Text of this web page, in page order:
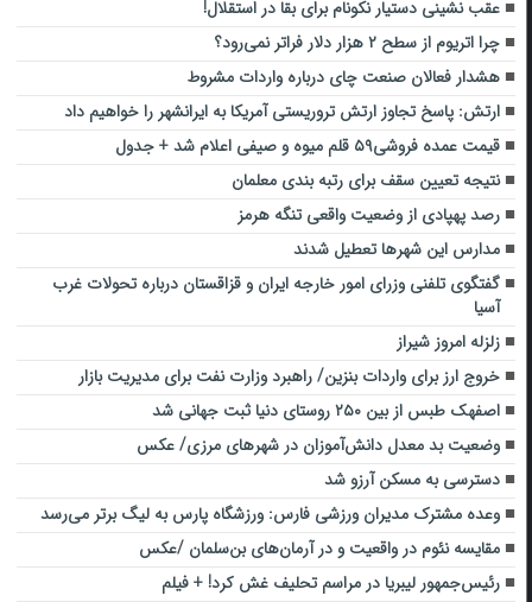
عقب نشینی دستیار نکونام برای بقا در استقلال!
چرا اتریوم از سطح ۲ هزار دلار فراتر نمی‌رود؟
هشدار فعالان صنعت چای درباره واردات مشروط
ارتش: پاسخ تجاوز ارتش تروریستی آمریکا به ایرانشهر را خواهیم داد
قیمت عمده فروشی۵۹ قلم میوه و صیفی اعلام شد + جدول
نتیجه تعیین سقف برای رتبه بندی معلمان
رصد پهپادی از وضعیت واقعی تنگه هرمز
مدارس این شهرها تعطیل شدند
گفتگوی تلفنی وزرای امور خارجه ایران و قزاقستان درباره تحولات غرب
آسیا
زلزله امروز شیراز
خروج ارز برای واردات بنزین/ راهبرد وزارت نفت برای مدیریت بازار
اصفهک طبس از بین ۲۵۰ روستای دنیا ثبت جهانی شد
وضعیت بد معدل دانش‌آموزان در شهرهای مرزی/ عکس
دسترسی به مسکن آرزو شد
وعده مشترک مدیران ورزشی فارس: ورزشگاه پارس به لیگ برتر می‌رسد
مقایسه نئوم در واقعیت و در آرمان‌های بن‌سلمان /عکس
رئیس‌جمهور لیبریا در مراسم تحلیف غش کرد! + فیلم